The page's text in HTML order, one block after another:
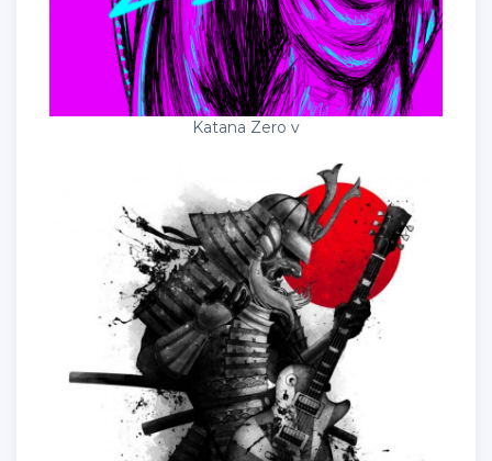
Katana Zero v